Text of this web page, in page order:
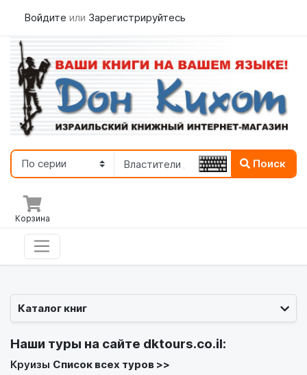
Войдите или Зарегистрируйтесь
Поиск
Корзина
Каталог книг
Наши туры на сайте dktours.co.il:
Круизы Список всех туров >>